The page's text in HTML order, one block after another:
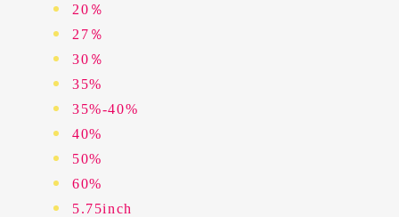
20％
27％
30％
35%
35%-40%
40%
50%
60%
5.75inch